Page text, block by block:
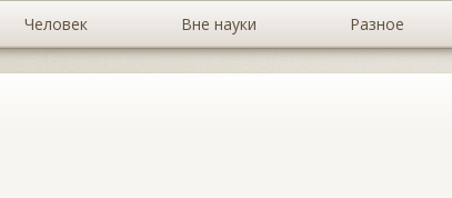
Человек Вне науки Разное